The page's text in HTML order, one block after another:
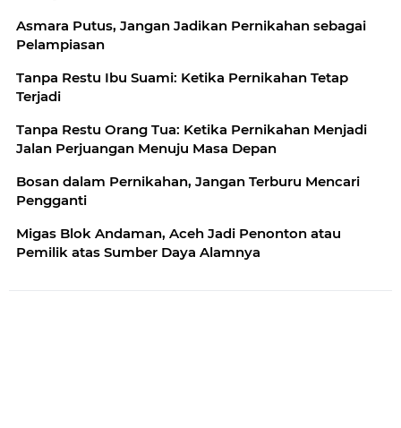
Asmara Putus, Jangan Jadikan Pernikahan sebagai
Pelampiasan
Tanpa Restu Ibu Suami: Ketika Pernikahan Tetap
Terjadi
Tanpa Restu Orang Tua: Ketika Pernikahan Menjadi
Jalan Perjuangan Menuju Masa Depan
Bosan dalam Pernikahan, Jangan Terburu Mencari
Pengganti
Migas Blok Andaman, Aceh Jadi Penonton atau
Pemilik atas Sumber Daya Alamnya